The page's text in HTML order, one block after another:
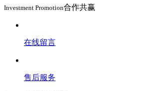
Investment Promotion合作共赢
在线留言
售后服务